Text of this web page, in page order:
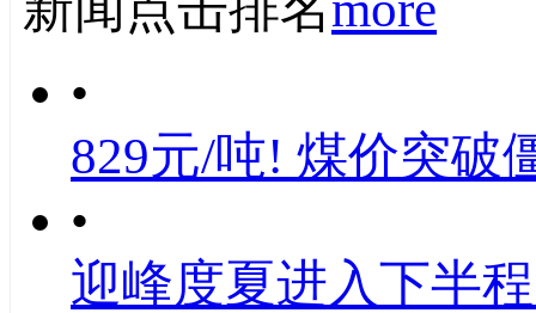
•
829元/吨! 煤价突破
•
迎峰度夏进入下半